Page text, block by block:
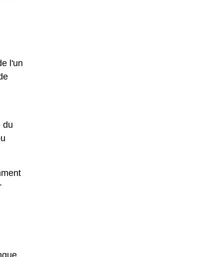
l'un
du